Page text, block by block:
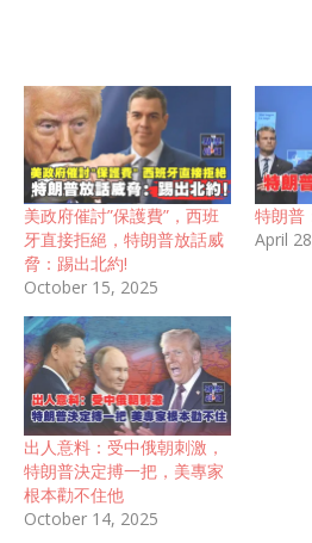
美政府催討”保護費”，西班
牙直接拒絕，特朗普放話威
脅：踢出北約!
October 15, 2025
特朗普
April
出人意料：受中俄朝刺激，
特朗普決定搏一把，美專家
根本勸不住他
October 14, 2025